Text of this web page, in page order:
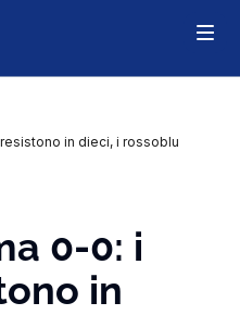
in dieci, i rossoblu
0-0: i
in